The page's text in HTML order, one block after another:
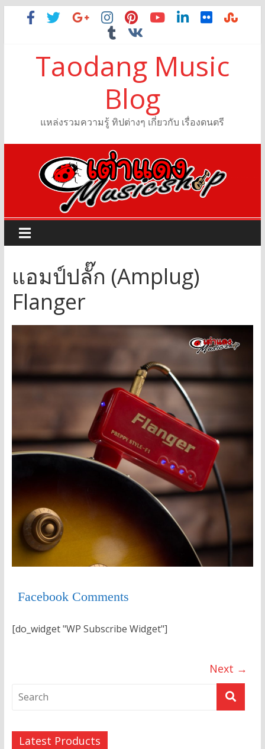
Taodang Music
Blog
แหล่งรวมความรู้ ทิปต่างๆ เกี่ยวกับ เรื่องดนตรี
แอมป์ปลั๊ก (Amplug)
Flanger
Facebook Comments
[do_widget "WP Subscribe Widget"]
Next →
Latest Products